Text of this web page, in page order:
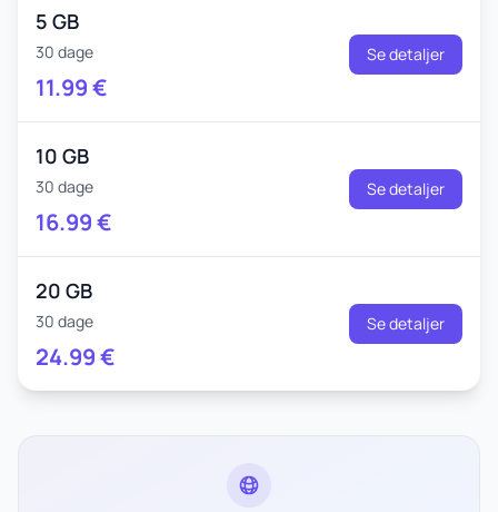
5 GB
30 dage
11.99€
Se detaljer
10 GB
30 dage
16.99€
Se detaljer
20 GB
30 dage
24.99€
Se detaljer